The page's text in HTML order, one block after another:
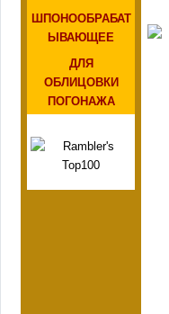
ШПОНООБРАБАТ
ЫВАЮЩЕЕ
ДЛЯ
ОБЛИЦОВКИ
ПОГОНАЖА